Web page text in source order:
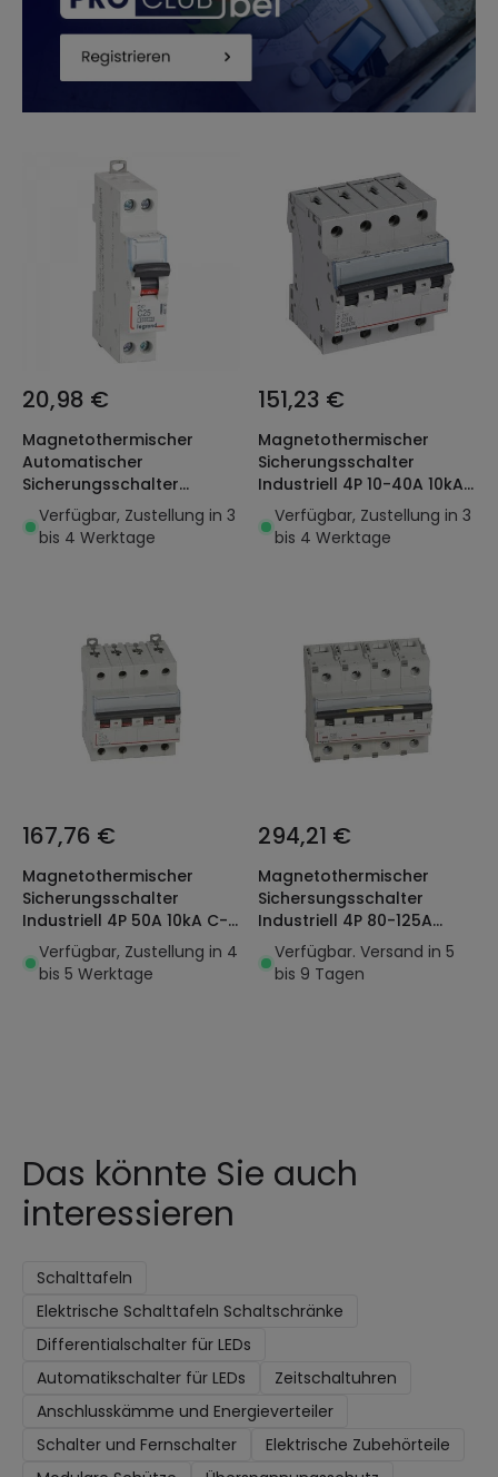
20,98 €
Magnetothermischer
Automatischer
Sicherungsschalter
Industriell 1P+N 10-32A
10kA C-Kurve LEGRAND DX³
Verfügbar, Zustellung in 3
bis 4 Werktage
151,23 €
Magnetothermischer
Sicherungsschalter
Industriell 4P 10-40A 10kA
C-Kurve LEGRAND TX³
403625
Verfügbar, Zustellung in 3
bis 4 Werktage
167,76 €
Magnetothermischer
Sicherungsschalter
Industriell 4P 50A 10kA C-
Kurve LEGRAND DX³ 407933
Verfügbar, Zustellung in 4
bis 5 Werktage
294,21 €
Magnetothermischer
Sichersungsschalter
Industriell 4P 80-125A
10/16kA C-Kurve LEGRAND
DX³ 409362
Verfügbar. Versand in 5
bis 9 Tagen
Das könnte Sie auch
interessieren
Schalttafeln
Elektrische Schalttafeln Schaltschränke
Differentialschalter für LEDs
Automatikschalter für LEDs
Zeitschaltuhren
Anschlusskämme und Energieverteiler
Schalter und Fernschalter
Elektrische Zubehörteile